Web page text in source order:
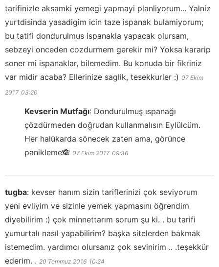
tarifinizle aksamki yemegi yapmayi planliyorum... Yalniz
yurtdisinda yasadigim icin taze ispanak bulamiyorum;
bu tatifi dondurulmus ispanakla yapacak olursam,
sebzeyi onceden cozdurmem gerekir mi? Yoksa kararip
soner mi ispanaklar, bilemedim. Bu konuda bir fikriniz
var midir acaba? Ellerinize saglik, tesekkurler :) 07 Ekim
2017 03:20
Kevserin Mutfağı: Dondurulmuş ıspanağı
çözdürmeden doğrudan kullanmalısın Eylülcüm.
Her halükarda sönecek zaten ama, görünce
panikleme🙈 07 Ekim 2017 09:36
tugba: kevser hanım sizin tariflerinizi çok seviyorum
yeni evliyim ve sizinle yemek yapmasını öğrendim
diyebilirim :) çok minnettarım sorum şu ki. . bu tarifi
yumurtalı nasıl yapabilirim? başka sitelerden bakmak
istemedim. yardımcı olursanız çok sevinirim .. .teşekkür
ederim. . 20 Temmuz 2016 10:24